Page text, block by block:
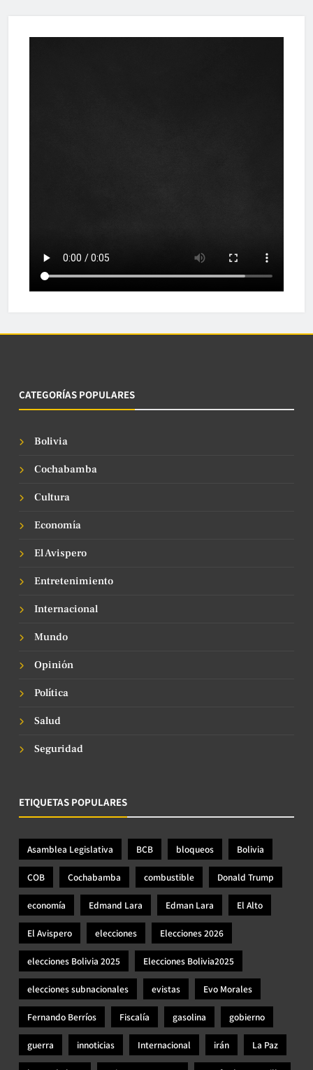
CATEGORÍAS POPULARES
Bolivia
Cochabamba
Cultura
Economía
El Avispero
Entretenimiento
Internacional
Mundo
Opinión
Política
Salud
Seguridad
ETIQUETAS POPULARES
Asamblea Legislativa BCB bloqueos Bolivia
COB Cochabamba combustible Donald Trump
economía Edmand Lara Edman Lara El Alto
El Avispero elecciones Elecciones 2026
elecciones Bolivia 2025 Elecciones Bolivia2025
elecciones subnacionales evistas Evo Morales
Fernando Berríos Fiscalía gasolina gobierno
guerra innoticias Internacional irán La Paz